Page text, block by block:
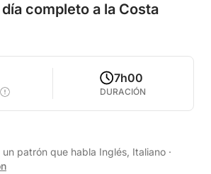
completo a la Costa
7h00
DURACIÓN
patrón que habla Inglés, Italiano ·